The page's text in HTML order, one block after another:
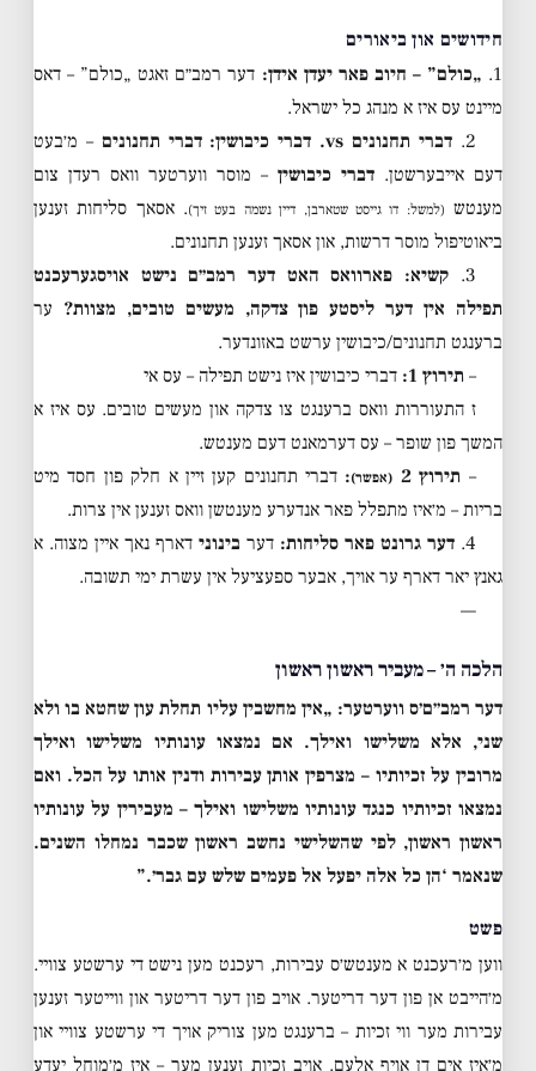
חידושים און ביאורים
1. „כולם” – חיוב פאר יעדן אידן: דער רמב״ם זאגט „כולם” – דאס
מיינט עס איז א מנהג כל ישראל.
2. דברי תחנונים vs. דברי כיבושין: דברי תחנונים – מ׳בעט
דעם אייבערשטן. דברי כיבושין – מוסר ווערטער וואס רעדן צום
מענטש (למשל: דו גייסט שטארבן, דיין נשמה בעט זיך). אסאך סליחות זענען
ביאוטיפול מוסר דרשות, און אסאך זענען תחנונים.
3.
קשיא: פארוואס האט דער רמב״ם נישט אויסגערעכנט
תפילה אין דער ליסטע פון צדקה, מעשים טובים, מצוות? ער
ברענגט תחנונים/כיבושין ערשט באזונדער.
–תירוץ 1:
דברי כיבושין איז נישט תפילה – עס אי
ז התעוררות וואס ברענגט צו צדקה און מעשים טובים. עס איז א
המשך פון שופר – עס דערמאנט דעם מענטש.
– תירוץ 2 (אפשר): דברי תחנונים קען זיין א חלק פון חסד מיט
בריות – מ׳איז מתפלל פאר אנדערע מענטשן וואס זענען אין צרות.
4. דער גרונט פאר סליחות: דערבינוני דארף נאך איין מצוה. א
גאנץ יאר דארף ער אויך, אבער ספעציעל אין עשרת ימי תשובה.
—
הלכה ה׳ – מעביר ראשון ראשון
דער רמב״ם׳ס ווערטער: „אין מחשבין עליו תחלת עון שחטא בו ולא
שני, אלא משלישו ואילך. אם נמצאו עונותיו משלישו ואילך
מרובין על זכיותיו – מצרפין אותן עבירות ודנין אותו על הכל. ואם
נמצאו זכיותיו כנגד עונותיו משלישו ואילך – מעבירין על עונותיו
ראשון ראשון, לפי שהשלישי נחשב ראשון שכבר נמחלו השנים.
שנאמר ‘הן כל אלה יפעל אל פעמים שלש עם גבר׳.”
פשט
ווען מ׳רעכנט א מענטש׳ס עבירות, רעכנט מען נישט די ערשטע צוויי.
מ׳הייבט אן פון דער דריטער. אויב פון דער דריטער און ווייטער זענען
עבירות מער ווי זכיות – ברענגט מען צוריק אויך די ערשטע צוויי און
מ׳איז אים דן אויף אלעם. אויב זכיות זענען מער – איז מ׳מוחל יעדע